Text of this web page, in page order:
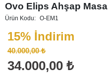
Ovo Elips Ahşap Masa
Ürün Kodu: O-EM1
34.000,00 ₺
40.000,00 ₺
15% İndirim